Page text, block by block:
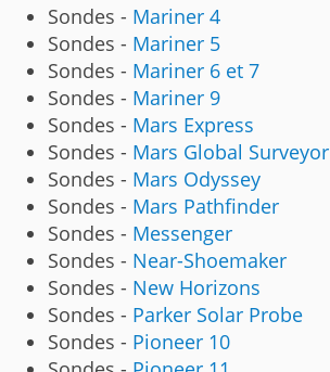
Sondes - Mariner 4
Sondes - Mariner 5
Sondes - Mariner 6 et 7
Sondes - Mariner 9
Sondes - Mars Express
Sondes - Mars Global Surveyor
Sondes - Mars Odyssey
Sondes - Mars Pathfinder
Sondes - Messenger
Sondes - Near-Shoemaker
Sondes - New Horizons
Sondes - Parker Solar Probe
Sondes - Pioneer 10